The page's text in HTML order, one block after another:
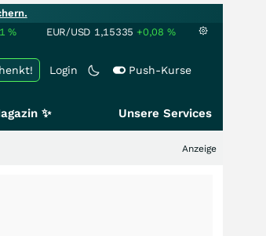
% EUR/USD 1,15335 +0,08 %
Login Push-Kurse
✨ Unsere Services
Anzeige